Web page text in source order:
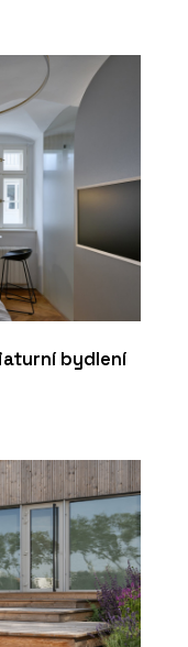
bydlení